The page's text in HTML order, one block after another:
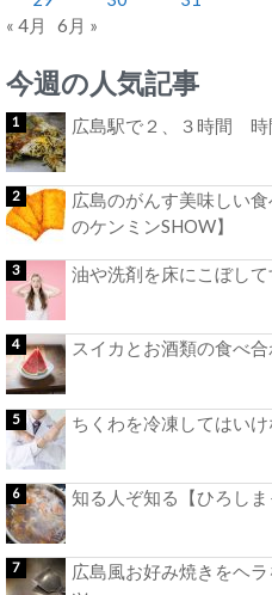
« 4月
6月 »
今週の人気記事
広島駅で２、３時間 時
広島のがんす美味しい
のケンミンSHOW】
油や洗剤を床にこぼし
スイカとお酒類の食べ
ちくわを冷凍してはい
知る人ぞ知る【ひろしま
広島風お好み焼きをヘ